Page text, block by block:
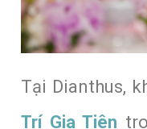
Tại Dianthus,
Trí Gia Tiên